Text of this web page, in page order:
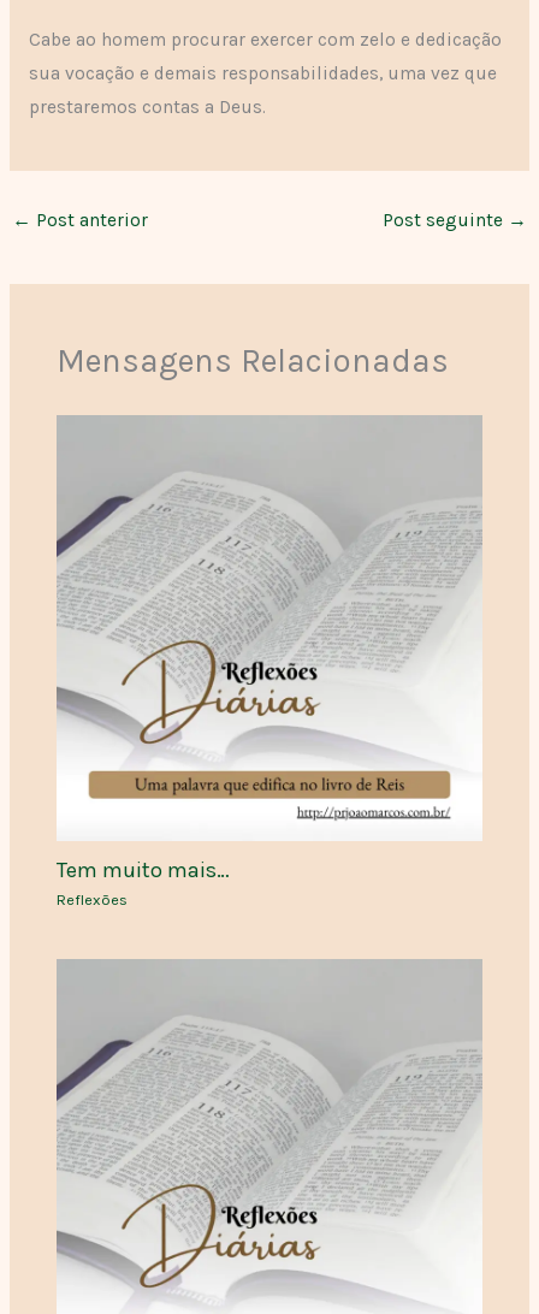
Cabe ao homem procurar exercer com zelo e dedicação
sua vocação e demais responsabilidades, uma vez que
prestaremos contas a Deus.
← Post anterior Post seguinte →
Mensagens Relacionadas
Tem muito mais…
Reflexões